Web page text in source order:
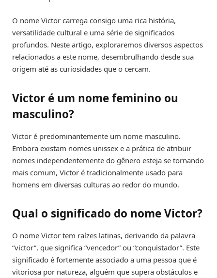
O nome Victor carrega consigo uma rica história,
versatilidade cultural e uma série de significados
profundos. Neste artigo, exploraremos diversos aspectos
relacionados a este nome, desembrulhando desde sua
origem até as curiosidades que o cercam.
Victor é um nome feminino ou
masculino?
Victor é predominantemente um nome masculino.
Embora existam nomes unissex e a prática de atribuir
nomes independentemente do gênero esteja se tornando
mais comum, Victor é tradicionalmente usado para
homens em diversas culturas ao redor do mundo.
Qual o significado do nome Victor?
O nome Victor tem raízes latinas, derivando da palavra
“victor”, que significa “vencedor” ou “conquistador”. Este
significado é fortemente associado a uma pessoa que é
vitoriosa por natureza, alguém que supera obstáculos e